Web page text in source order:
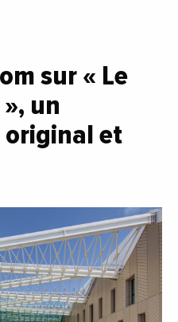
sur « Le
un
original et